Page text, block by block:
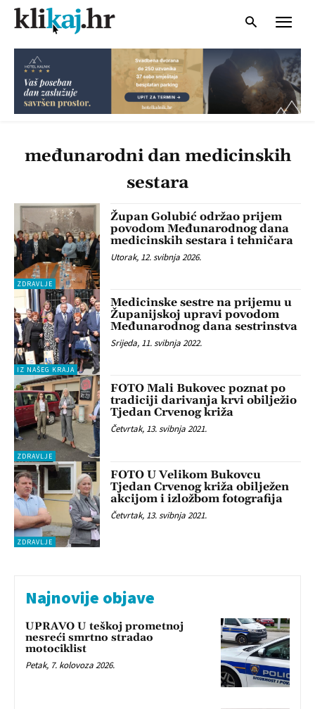
međunarodni dan medicinskih
sestara
ZDRAVLJE
Župan Golubić održao prijem
povodom Međunarodnog dana
medicinskih sestara i tehničara
Utorak, 12. svibnja 2026.
IZ NAŠEG KRAJA
Medicinske sestre na prijemu u
Županijskoj upravi povodom
Međunarodnog dana sestrinstva
Srijeda, 11. svibnja 2022.
ZDRAVLJE
FOTO Mali Bukovec poznat po
tradiciji darivanja krvi obilježio
Tjedan Crvenog križa
Četvrtak, 13. svibnja 2021.
ZDRAVLJE
FOTO U Velikom Bukovcu
Tjedan Crvenog križa obilježen
akcijom i izložbom fotografija
Četvrtak, 13. svibnja 2021.
Najnovije objave
UPRAVO U teškoj prometnoj
nesreći smrtno stradao
motociklist
Petak, 7. kolovoza 2026.